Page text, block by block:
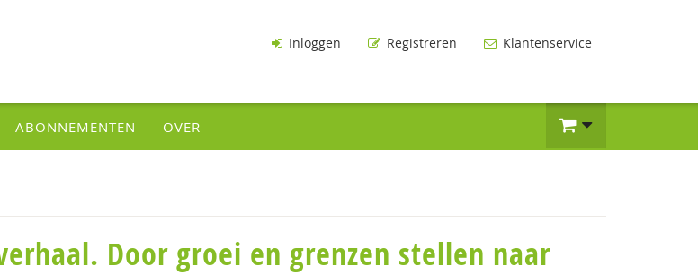
Inloggen Registreren Klantenservice
ABONNEMENTEN OVER
Door groei en grenzen stellen naar